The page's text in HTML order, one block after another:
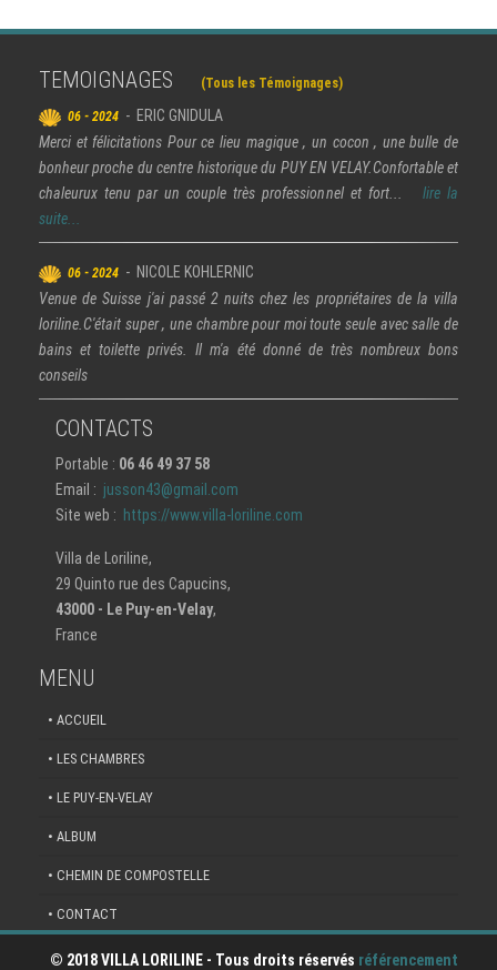
TEMOIGNAGES (Tous les Témoignages)
06 - 2024 - ERIC GNIDULA
Merci et félicitations Pour ce lieu magique , un cocon , une bulle de
bonheur proche du centre historique du PUY EN VELAY.Confortable et
chaleurux tenu par un couple très professionnel et fort... lire la
suite...
06 - 2024 - NICOLE KOHLERNIC
Venue de Suisse j'ai passé 2 nuits chez les propriétaires de la villa
loriline.C'était super , une chambre pour moi toute seule avec salle de
bains et toilette privés. Il m'a été donné de très nombreux bons
conseils
CONTACTS
Portable : 06 46 49 37 58
Email : jusson43@gmail.com
Site web : https://www.villa-loriline.com
Villa de Loriline,
29 Quinto rue des Capucins,
43000 - Le Puy-en-Velay,
France
MENU
• ACCUEIL
• LES CHAMBRES
• LE PUY-EN-VELAY
• ALBUM
• CHEMIN DE COMPOSTELLE
• CONTACT
© 2018 VILLA LORILINE - Tous droits réservés référencement